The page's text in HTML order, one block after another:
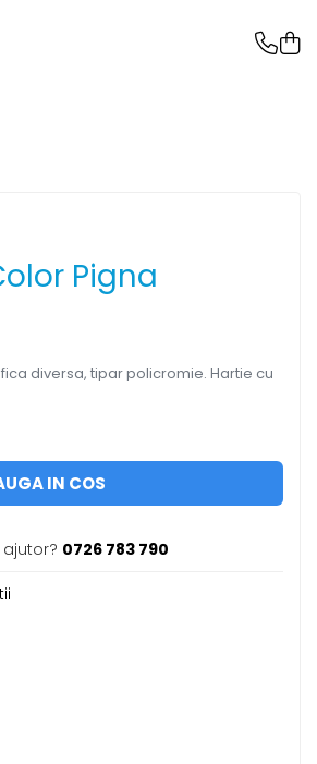
Pigna
diversa, tipar policromie. Hartie cu
IN COS
0726 783 790